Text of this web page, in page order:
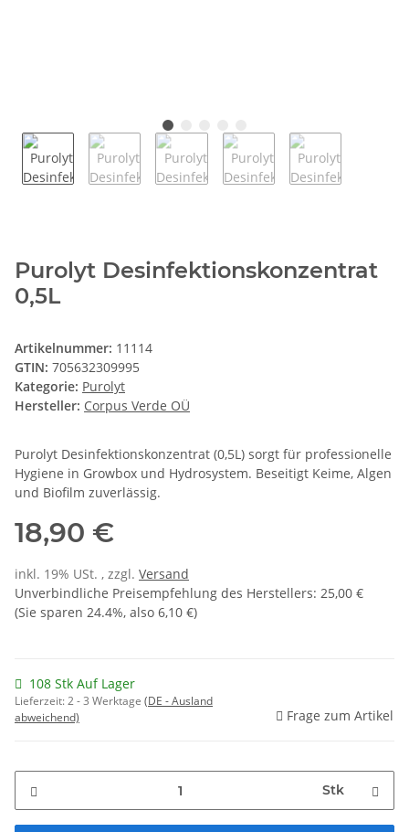
Purolyt Desinfektionskonzentrat
0,5L
Artikelnummer: 11114
GTIN: 705632309995
Kategorie: Purolyt
Hersteller: Corpus Verde OÜ
Purolyt Desinfektionskonzentrat (0,5L) sorgt für professionelle
Hygiene in Growbox und Hydrosystem. Beseitigt Keime, Algen
und Biofilm zuverlässig.
18,90 €
inkl. 19% USt. , zzgl. Versand
Unverbindliche Preisempfehlung des Herstellers: 25,00 €
(Sie sparen 24.4%, also 6,10 €)
108 Stk Auf Lager
Lieferzeit:2 - 3 Werktage (DE - Ausland
abweichend)
Frage zum Artikel
Stk